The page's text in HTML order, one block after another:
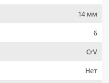
14 мм
6
CrV
Нет